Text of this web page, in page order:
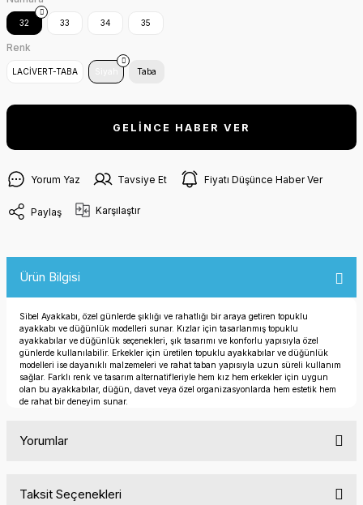
32 33 34 35
Renk
LACİVERT-TABA Taba
GELİNCE HABER VER
Yorum Yaz Tavsiye Et Fiyatı Düşünce Haber Ver
Paylaş Karşılaştır
Ürün Bilgisi
Sibel Ayakkabı, özel günlerde şıklığı ve rahatlığı bir araya getiren topuklu
ayakkabı ve düğünlük modelleri sunar. Kızlar için tasarlanmış topuklu
ayakkabılar ve düğünlük seçenekleri, şık tasarımı ve konforlu yapısıyla özel
günlerde kullanılabilir. Erkekler için üretilen topuklu ayakkabılar ve düğünlük
modelleri ise dayanıklı malzemeleri ve rahat taban yapısıyla uzun süreli kullanım
sağlar. Farklı renk ve tasarım alternatifleriyle hem kız hem erkekler için uygun
olan bu ayakkabılar, düğün, davet veya özel organizasyonlarda hem estetik hem
de rahat bir deneyim sunar.
Yorumlar
Taksit Seçenekleri